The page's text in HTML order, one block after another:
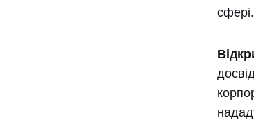
сфері.